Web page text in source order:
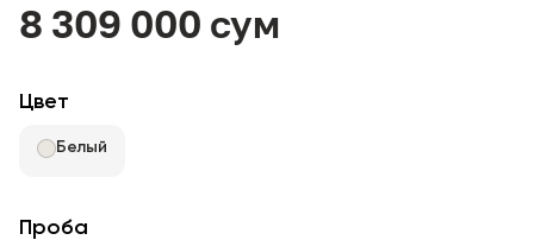
О нас
Избранное
8 309 000 сум
Цвет
Белый
Проба